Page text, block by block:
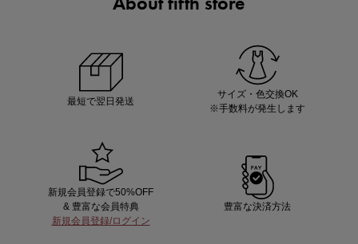
買えば買うほどお得! 最大半額クーポン
最短で翌日発送
サイズ・色交換OK
※手数料が発生します
新規会員登録で50%OFF
& 豊富な会員特典
新規会員登録/ログイン
豊富な決済方法